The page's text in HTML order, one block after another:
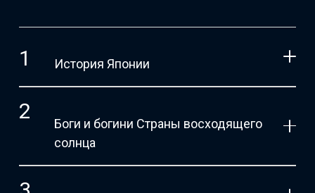
История Японии
Боги и богини Страны восходящего
солнца